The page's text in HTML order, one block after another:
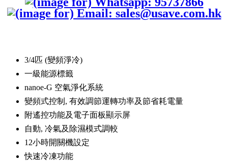
3/4匹 (變頻淨冷)
一級能源標籤
nanoe-G 空氣淨化系統
變頻式控制, 有效調節運轉功率及節省耗電量
附遙控功能及電子面板顯示屏
自動, 冷氣及除濕模式調較
12小時開關機設定
快速冷凍功能